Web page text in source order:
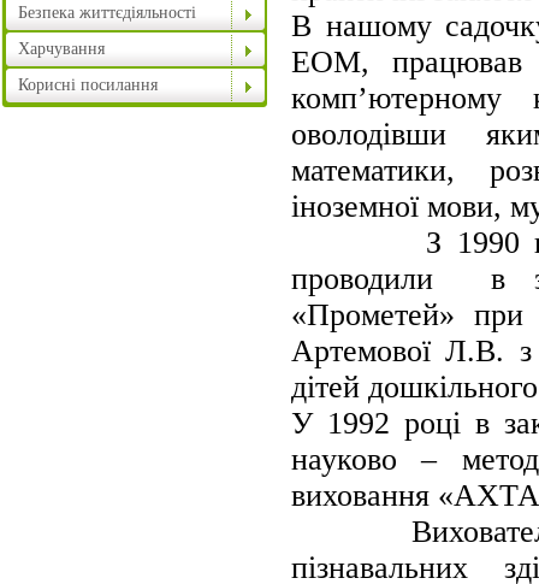
Безпека життєдіяльності
Харчування
Корисні посилання
В нашому
ЕОМ, працював
оволодівши
математики,
іноземної мови,
З 1990 по
проводили в
«Прометей»
Артемової Л.В. з
дітей
У 1992 році в
науково –
виховання
Вихователі
пізнавальних